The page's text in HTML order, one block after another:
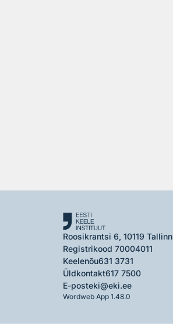
Roosikrantsi 6, 10119 Tallinn
Registrikood 70004011
Keelenõu631 3731
Üldkontakt617 7500
E-posteki@eki.ee
Wordweb App 1.48.0